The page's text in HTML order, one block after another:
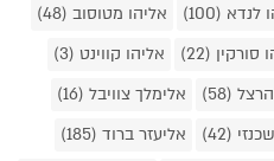
לנדא (100)
אליהו מטוסוב (48)
סורקין (22)
אליהו קווינט (3)
(58)
אלימלך צוויבל (16)
(42)
אליעזר ברוד (185)